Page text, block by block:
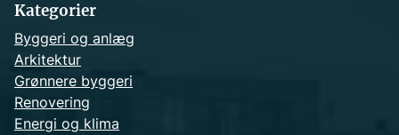
Kategorier
Byggeri og anlæg
Arkitektur
Grønnere byggeri
Renovering
Energi og klima